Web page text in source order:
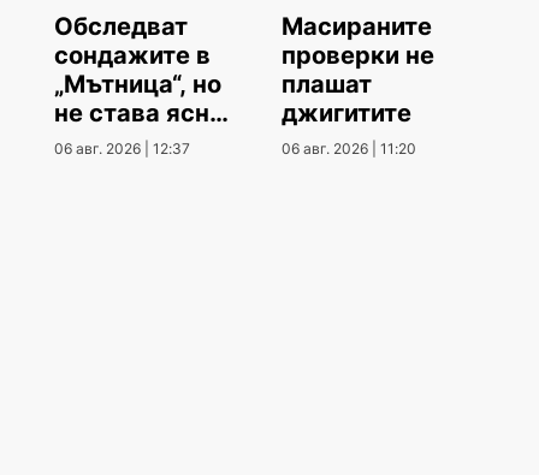
Обследват
сондажите в
„Мътница“, но
не става ясно
кога
06 авг. 2026 | 12:37
Масираните
проверки не
плашат
джигитите
06 авг. 2026 | 11:20